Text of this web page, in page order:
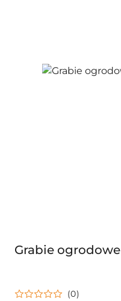
Grabie ogrodowe
(0)